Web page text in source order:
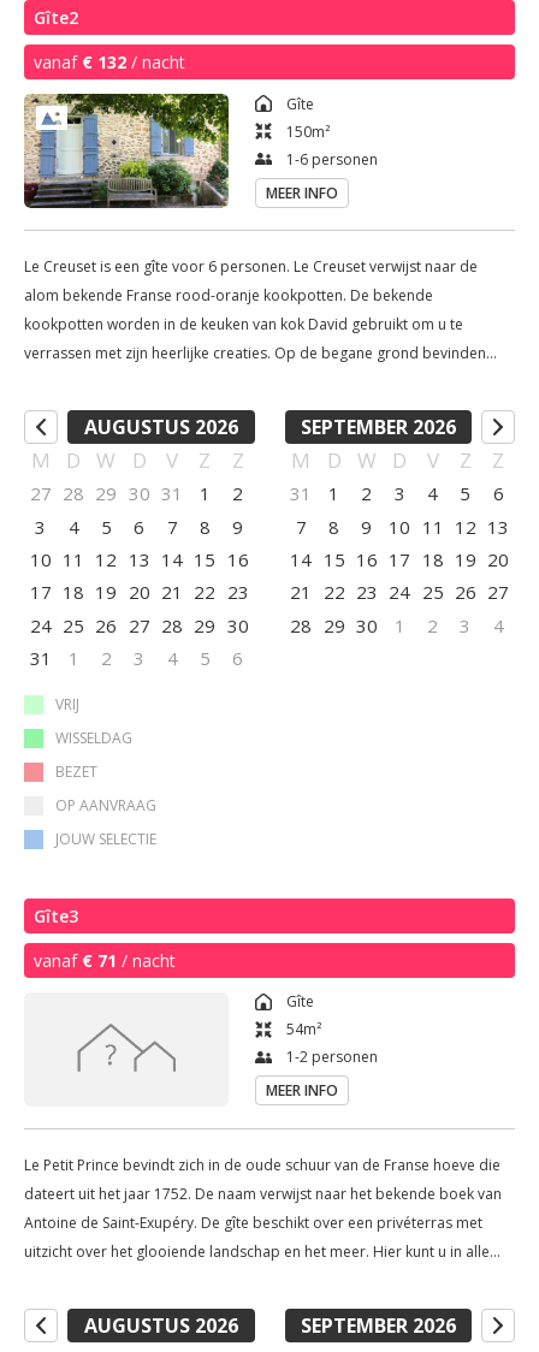
Gîte2
vanaf € 132 / nacht
Gîte
150m²
1-6 personen
MEER INFO
Le Creuset is een gîte voor 6 personen. Le Creuset verwijst naar de
alom bekende Franse rood-oranje kookpotten. De bekende
kookpotten worden in de keuken van kok David gebruikt om u te
verrassen met zijn heerlijke creaties. Op de begane grond bevinden
magnetron/microgolf - vaatwasser - kinderstoel de open woonkamer
met comfortabele zetels - televisie - radio - wifi - tijdschriften en boeken
- spelletjes en speelgoed voor de kinderen Er is beneden ook een toilet.
Via de oude houten trap komt u op de eerste verdieping, waar zich drie
slaapkamers voor twee personen en een badkamer bevind De
slaapkamers zijn uitgerust met elk: - 2 eenpersoonsbedden -
kinderbedje - elektrische verwarming De badkamer is uitgerust met: -
voorkant hebt u een prachtig en wijds uitzicht over het glooiende
landschap en het meer. Aan de achterkant is er zicht op de tuin en het
zwembad.
AUGUSTUS 2026
M D W D V Z Z
27 28 29 30 31 1
2
3
4 5 6 7 8
9
10 11 12 13 14 15 16
17 18 19 20 21 22 23
24 25 26 27 28 29 30
31
1 2 3 4 5 6
SEPTEMBER 2026
M D W D V Z Z
31 1 2 3 4 5
6
7
8 9 10 11 12 13
14 15 16 17 18 19 20
21
22 23 24 25 26 27
28 29 30 1 2 3 4
VRIJ
WISSELDAG
BEZET
OP AANVRAAG
JOUW SELECTIE
Gîte3
vanaf € 71 / nacht
Gîte
54m²
1-2 personen
MEER INFO
Le Petit Prince bevindt zich in de oude schuur van de Franse hoeve die
dateert uit het jaar 1752. De naam verwijst naar het bekende boek van
Antoine de Saint-Exupéry. De gîte beschikt over een privéterras met
uitzicht over het glooiende landschap en het meer. Hier kunt u in alle
een ruime living met eetgedeelte. De living: comfortabele zetels televisie
radio wifi tijdschriften en boeken het keukengedeelte gasfornuis met
AUGUSTUS 2026 SEPTEMBER 2026